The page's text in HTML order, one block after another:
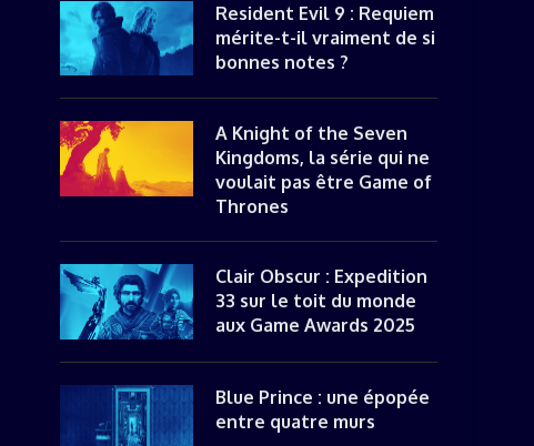
Resident Evil 9 : Requiem
mérite-t-il vraiment de si
bonnes notes ?
A Knight of the Seven
Kingdoms, la série qui ne
voulait pas être Game of
Thrones
Clair Obscur : Expedition
33 sur le toit du monde
aux Game Awards 2025
Blue Prince : une épopée
entre quatre murs